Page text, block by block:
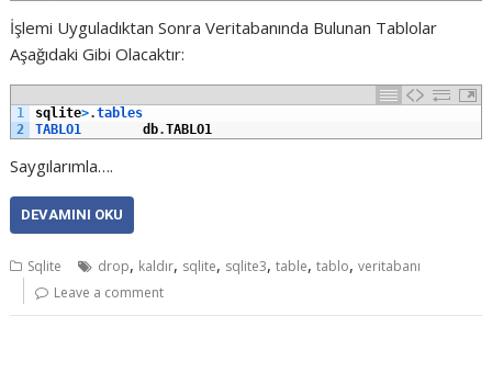
İşlemi Uyguladıktan Sonra Veritabanında Bulunan Tablolar
Aşağıdaki Gibi Olacaktır:
1
2
sqlite>.tables
TABLO1 db.TABLO1
Saygılarımla….
DEVAMINI OKU
Sqlite drop, kaldır, sqlite, sqlite3,table,tablo,veritabanı
Leave a comment